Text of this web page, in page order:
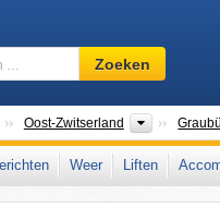
Skigebied,
regio,
…
Zoeken
LandenOost-Zwitserland
Zwitserse Alpen westelijke
Weer Liften